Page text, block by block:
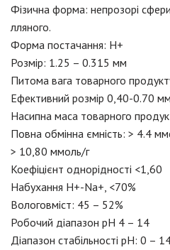
Фізична форма: непрозорі
лляного.
Форма постачання: Н+
Розмір: 1.25 – 0.315 мм
Питома вага товарного
Ефективний розмір 0,40-0.70 мм
Насипна маса товарного
Повна обмінна ємність: > 4.4
> 10,80 ммоль/г
Коефіцієнт однорідності <1,60
Набухання Н+-Na+, <70%
Вологовміст: 45 – 52%
Робочий діапазон рН 4 – 14
Діапазон стабільності рН: 0 –